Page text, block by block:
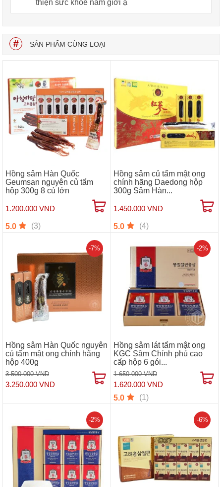
thiện sức khỏe nam giới ạ
SẢN PHẨM CÙNG LOẠI
Hồng sâm Hàn Quốc
Geumsan nguyên củ tẩm
hộp 300g 8 củ lớn
1.200.000 VND
5.0 (3)
Hồng sâm củ tẩm mật ong
chính hãng Daedong hộp
300g Sâm Hàn...
1.450.000 VND
5.0 (4)
Hồng sâm Hàn Quốc nguyên
củ tẩm mật ong chính hãng
hộp 400g
3.500.000 VND
3.250.000 VND
-7%
Hồng sâm lát tẩm mật ong
KGC Sâm Chính phủ cao
cấp hộp 6 gói...
1.650.000 VND
1.620.000 VND
-2%
5.0 (1)
-2% -6%